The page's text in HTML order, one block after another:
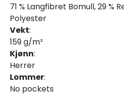
71 % Langfibret Bomull, 29 %
Polyester
Vekt:
159 g/m²
Kjønn:
Herrer
Lommer:
No pockets